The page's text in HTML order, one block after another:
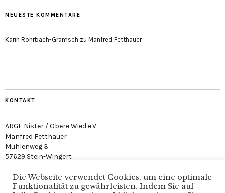
NEUESTE KOMMENTARE
Karin Rohrbach-Gramsch zu Manfred Fetthauer
KONTAKT
ARGE Nister / Obere Wied e.V.
Manfred Fetthauer
Mühlenweg 3
57629 Stein-Wingert
Die Webseite verwendet Cookies, um eine optimale
Funktionalität zu gewährleisten. Indem Sie auf